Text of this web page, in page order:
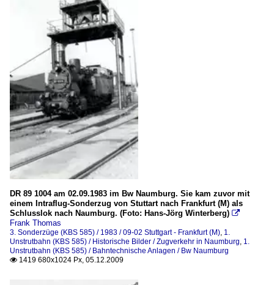
DR 89 1004 am 02.09.1983 im Bw Naumburg. Sie kam zuvor mit
einem Intraflug-Sonderzug von Stuttart nach Frankfurt (M) als
Schlusslok nach Naumburg. (Foto: Hans-Jörg Winterberg) 
Frank Thomas
3. Sonderzüge (KBS 585) / 1983 / 09-02 Stuttgart - Frankfurt (M) 1.
Unstrutbahn (KBS 585) / Historische Bilder / Zugverkehr in Naumburg 1.
Unstrutbahn (KBS 585) / Bahntechnische Anlagen / Bw Naumburg
 1419 680x1024 Px, 05.12.2009